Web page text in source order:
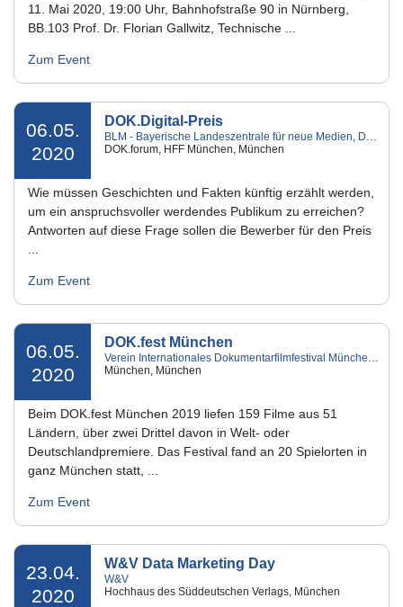
11. Mai 2020, 19:00 Uhr, Bahnhofstraße 90 in Nürnberg,
BB.103 Prof. Dr. Florian Gallwitz, Technische ...
Zum Event
06.05.
2020
DOK.Digital-Preis
BLM - Bayerische Landeszentrale für neue Medien, DOK.fest
DOK.forum, HFF München, München
Wie müssen Geschichten und Fakten künftig erzählt werden,
um ein anspruchsvoller werdendes Publikum zu erreichen?
Antworten auf diese Frage sollen die Bewerber für den Preis
Zum Event
06.05.
2020
DOK.fest München
Verein Internationales Dokumentarfilmfestival München e.V.
München, München
Beim DOK.fest München 2019 liefen 159 Filme aus 51
Ländern, über zwei Drittel davon in Welt- oder
Deutschlandpremiere. Das Festival fand an 20 Spielorten in
ganz München statt, ...
Zum Event
23.04.
2020
W&V Data Marketing Day
W&V
Hochhaus des Süddeutschen Verlags, München